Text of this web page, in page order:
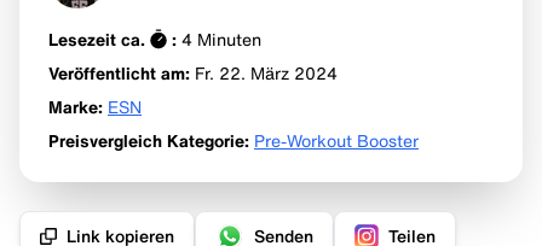
Lesezeit ca. : 4 Minuten
Veröffentlicht am: Fr. 22. März 2024
Marke: ESN
Preisvergleich Kategorie: Pre-Workout Booster
Link kopieren Senden Teilen